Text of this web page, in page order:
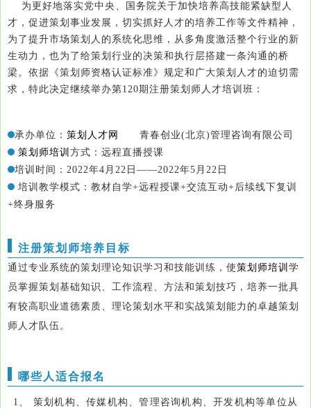
为更好地落实党中央、国务院关于加快培养高技能紧缺型人
才，促进策划事业发展，切实抓好人才的培养工作等文件精神，
为了提升市场策划人的系统化思维，从多角度激活整个行业的新
生动力，也为了给策划行业的决策和执行层搭建一条沟通的桥
梁。依据《策划师资格认证标准》规定和广大策划人才的迫切需
求，特此决定继续举办第120期注册策划师人才培训班：
承办单位： 策划人才网
青春创业(北京)管理咨询有限公司
策划师培训 方式： 远程直播授课
培训时间： 2022年4月22日——2022年5月22日
培训教学模式： 教材自学+远程授课+交流互动+后续线下复训
+终身服务
注册策划师培养目标
通过专业系统的策划理论知识学习和技能训练，使策划师培训 学
员掌握策划基础知识、工作流程、方法和策划技巧，培养一批具
有较高职业道德素质、理论策划水平和实战策划能力的卓越策划
师人才队伍。
哪些人适合报名
1、 策划机构、传媒机构、管理咨询机构、开发机构等单位从